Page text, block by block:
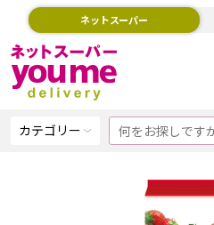
ネットスーパー
カテゴリー